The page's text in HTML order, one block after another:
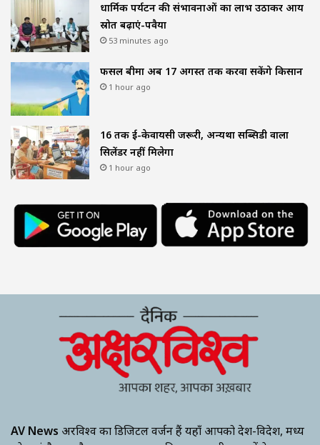
धार्मिक पर्यटन की संभावनाओं का लाभ उठाकर आय
स्रोत बढ़ाएं-पवैया
53 minutes ago
फसल बीमा अब 17 अगस्त तक करवा सकेंगे किसान
1 hour ago
16 तक ई-केवायसी जरूरी, अन्यथा सब्सिडी वाला
सिलेंडर नहीं मिलेगा
1 hour ago
AV News अक्षरविश्व का डिजिटल वर्जन हैं यहाँ आपको देश-विदेश, मध्य